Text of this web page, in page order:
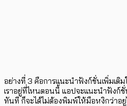
อย่างที่ 3 คือการแนะนำฟังก์ชั่นเพิ่มเติ
เราอยู่ที่ไหนตอนนี้ แอปจะแนะนำฟังก์ชั่
ทันที ก็จะได้ไม่ต้องพิมพ์ให้มือหงิกว่าอ